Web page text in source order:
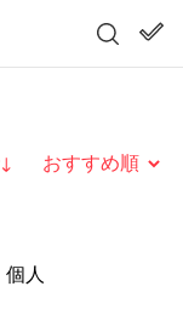
び替え
個人